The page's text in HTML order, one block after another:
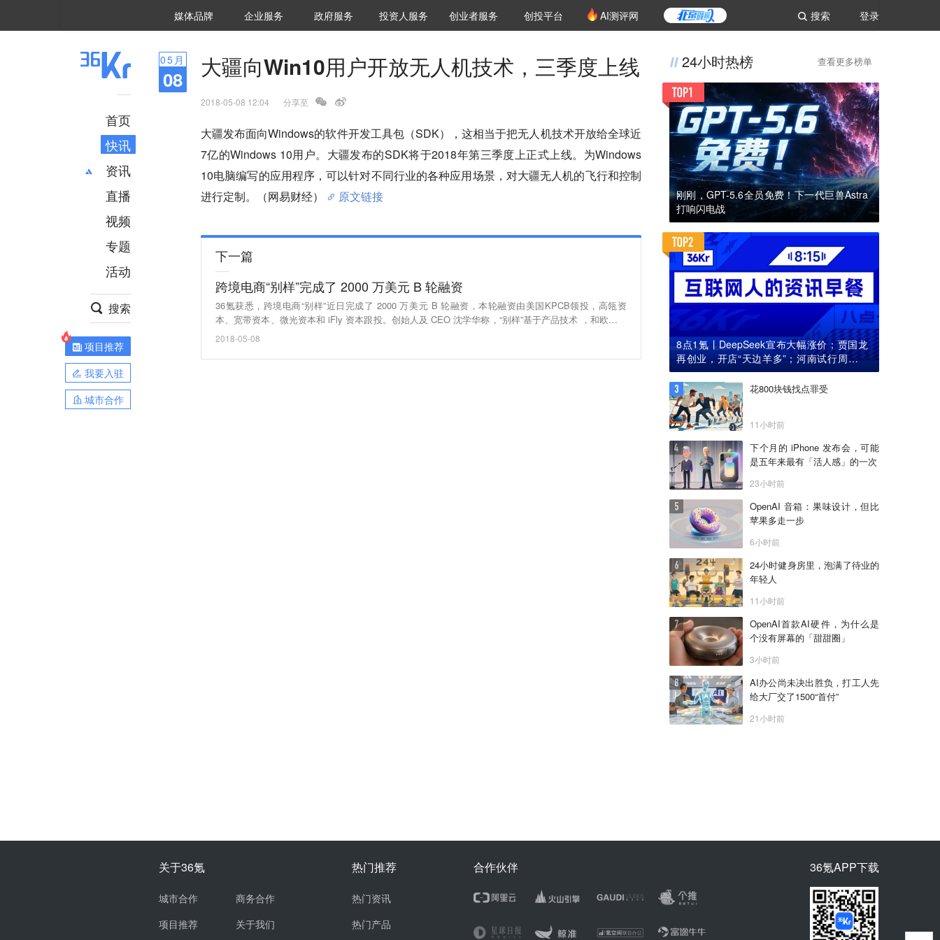
登录
搜索
媒体品牌 36Kr研究院
企业服务 城市之窗
政府服务 VClub投资机构库
投资机构职位推介
投资人服务 创投氪堂
创业者服务 创投平台 AI测评网
首页
快讯
资讯
推荐
财经
项目推荐
安徽
直播
视频
专题
活动
搜索
项目推荐
我要入驻
城市合作
05 月
08 大疆向Win10用户开放无人机技术，三季度上线
2018-05-08 12:04 分享至
大疆发布面向Windows的软件开发工具包（SDK），这相当于把无人机技术开放给全球近
7亿的Windows 10用户。大疆发布的SDK将于2018年第三季度上正式上线。为Windows
10电脑编写的应用程序，可以针对不同行业的各种应用场景，对大疆无人机的飞行和控制
进行定制。（网易财经）
原文链接
下一篇
跨境电商“别样”完成了 2000 万美元 B 轮融资
36氪获悉，跨境电商“别样”近日完成了 2000 万美元 B 轮融资，本轮融资由美国KPCB领投，高瓴资
本、宽带资本、微光资本和 iFly 资本跟投。创始人及 CEO 沈学华称，“别样”基于产品技术 ，和欧美当
地品牌以“合作直营”的形式为中国用户提供跨境消费的解决方案。
2018-05-08
24小时热榜 查看更多榜单
刚刚，GPT-5.6全员免费！下一代巨兽Astra
打响闪电战
8点1氪丨DeepSeek宣布大幅涨价；贾国龙
再创业，开店“天边羊多”；河南试行周五下
午弹性离岗
花800块钱找点罪受
11小时前
下个月的 iPhone 发布会，可能
是五年来最有「活人感」的一次
23小时前
OpenAI 音箱：果味设计，但比
苹果多走一步
6小时前
24小时健身房里，泡满了待业的
年轻人
11小时前
OpenAI首款AI硬件，为什么是
个没有屏幕的「甜甜圈」
3小时前
AI办公尚未决出胜负，打工人先
给大厂交了1500“首付”
21小时前
关于36氪
城市合作
项目推荐
商务合作
关于我们
热门推荐
热门资讯
热门产品
合作伙伴 36氪APP下载